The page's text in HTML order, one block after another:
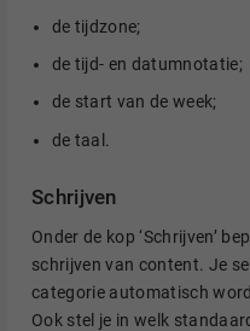
de tijdzone;
de tijd- en datumnotatie;
de start van de week;
de taal.
Schrijven
Onder de kop ‘Schrijven’
schrijven van content. Je
categorie automatisch
Ook stel je in welk